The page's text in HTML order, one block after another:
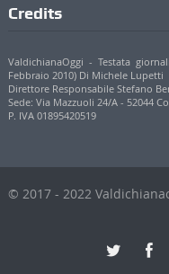
Credits
ValdichianaOggi - Testata
Febbraio 2010) Di Michele Lupetti
Direttore Responsabile Stefano
Sede: Via Mazzuoli 24/A - 52044
P. IVA 01895420519
© 2017 - 2022